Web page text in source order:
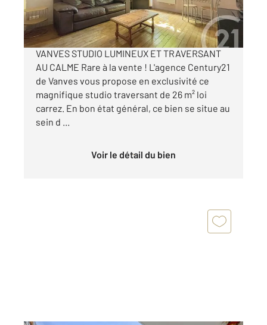
Visiter le site dédié
VANVES STUDIO LUMINEUX ET TRAVERSANT
AU CALME Rare à la vente ! L'agence Century21
de Vanves vous propose en exclusivité ce
magnifique studio traversant de 26 m² loi
carrez. En bon état général, ce bien se situe au
sein d ...
Voir le détail du bien